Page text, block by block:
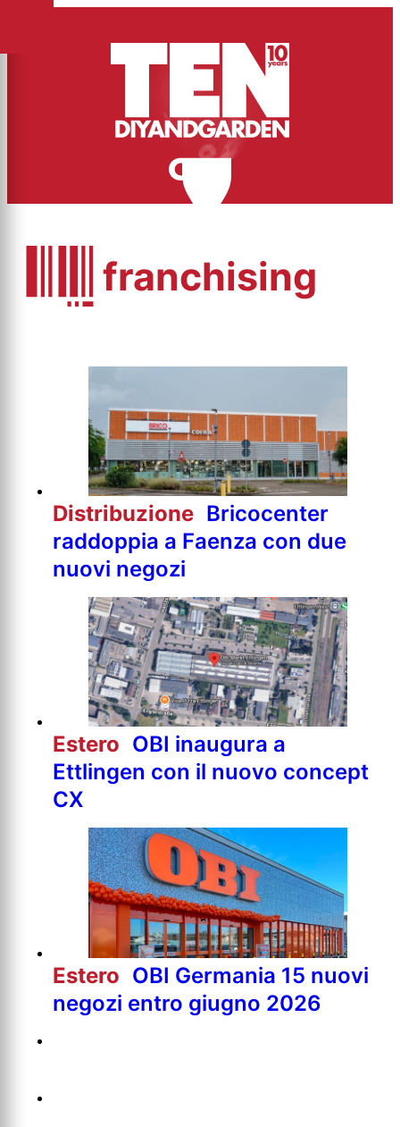
franchising
Distribuzione Bricocenter
raddoppia a Faenza con due
nuovi negozi
Estero OBI inaugura a
Ettlingen con il nuovo concept
CX
Estero OBI Germania 15 nuovi
negozi entro giugno 2026